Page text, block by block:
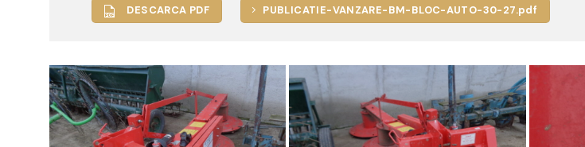
DESCARCA PDF PUBLICATIE-VANZARE-BM-BLOC-AUTO-30-27.pdf